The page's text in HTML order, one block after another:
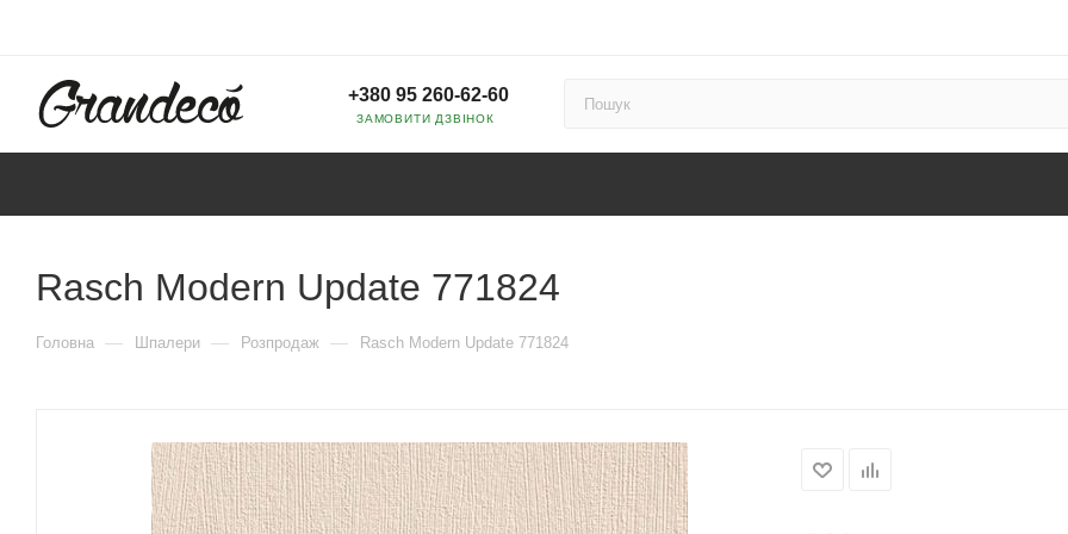
+380 95 260-62-60
ЗАМОВИТИ ДЗВІНОК
Rasch Modern Update 771824
Головна — Шпалери — Розпродаж — Rasch Modern Update 771824